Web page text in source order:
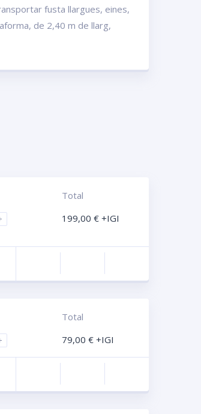
fusta llargues, eines,
de 2,40 m de llarg,
Total
199,00 € +IGI
Total
79,00 € +IGI